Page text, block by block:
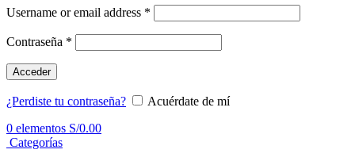
Username or email address *
Contraseña *
Acceder
¿Perdiste tu contraseña?
Acuérdate de mí
0 elementos S/0.00
Categorías